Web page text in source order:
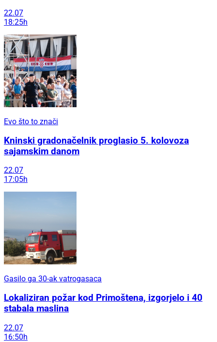
22.07
18:25h
Evo što to znači
Kninski gradonačelnik proglasio 5. kolovoza
sajamskim danom
22.07
17:05h
Gasilo ga 30-ak vatrogasaca
Lokaliziran požar kod Primoštena, izgorjelo i 40
stabala maslina
22.07
16:50h